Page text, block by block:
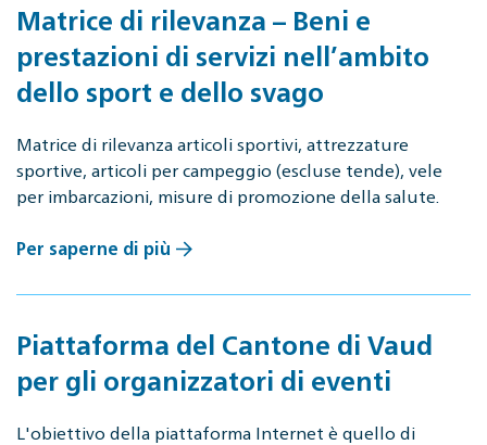
Matrice di rilevanza – Beni e
prestazioni di servizi nell’ambito
dello sport e dello svago
Matrice di rilevanza articoli sportivi, attrezzature
sportive, articoli per campeggio (escluse tende), vele
per imbarcazioni, misure di promozione della salute.
Per saperne di più
Piattaforma del Cantone di Vaud
per gli organizzatori di eventi
L'obiettivo della piattaforma Internet è quello di